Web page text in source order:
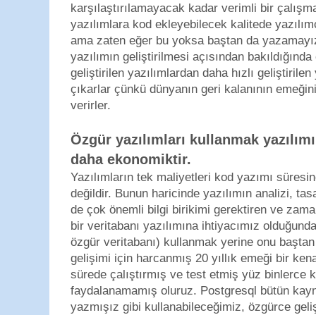
karşılaştırılamayacak kadar verimli bir
yazılımlara kod ekleyebilecek kalitede
ama zaten eğer bu yoksa baştan da
yazılımın geliştirilmesi açısından
geliştirilen yazılımlardan daha hızlı geliştirilen
çıkarlar çünkü dünyanın geri kalanının
verirler.
Özgür yazılımları kullanmak
daha ekonomiktir.
Yazılımların tek maliyetleri kod yazımı
değildir. Bunun haricinde yazılımın analizi,
de çok önemli bilgi birikimi gerektiren ve
bir veritabanı yazılımına ihtiyacımız
özgür veritabanı) kullanmak yerine onu
gelişimi için harcanmış 20 yıllık emeği bir
sürede çalıştırmış ve test etmiş yüz binlerce
faydalanamamış oluruz. Postgresql bütün
yazmışız gibi kullanabileceğimiz, özgürce